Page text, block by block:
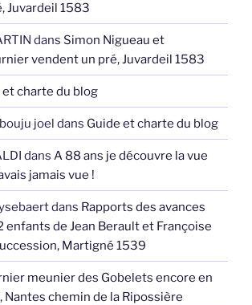
Juvardeil 1583
dans Simon Nigueau et
vendent un pré, Juvardeil 1583
et charte du blog
joel dans Guide et charte du blog
dans A 88 ans je découvre la vue
jamais vue !
dans Rapports des avances
enfants de Jean Berault et Françoise
Martigné 1539
meunier des Gobelets encore en
Nantes chemin de la Ripossière